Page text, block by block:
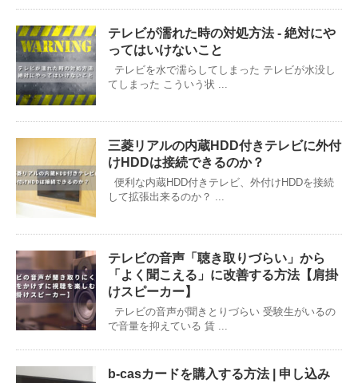
テレビが濡れた時の対処方法 - 絶対にや
ってはいけないこと
テレビを水で濡らしてしまった テレビが水没し
てしまった こういう状 ...
三菱リアルの内蔵HDD付きテレビに外付
けHDDは接続できるのか？
便利な内蔵HDD付きテレビ、外付けHDDを接続
して拡張出来るのか？ ...
テレビの音声「聴き取りづらい」から
「よく聞こえる」に改善する方法【肩掛
けスピーカー】
テレビの音声が聞きとりづらい 受験生がいるの
で音量を抑えている 賃 ...
b-casカードを購入する方法 | 申し込み